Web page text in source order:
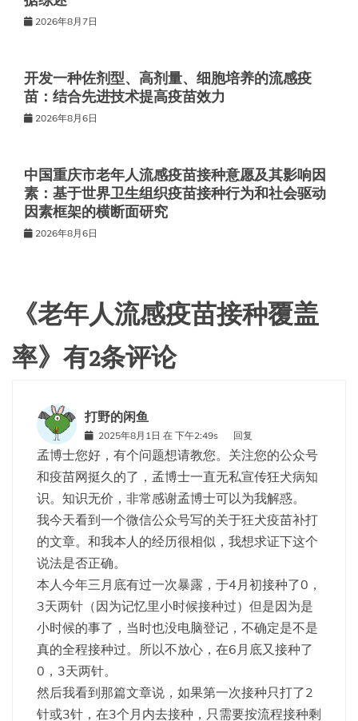
2026年8月7日
开发一种佐剂型、高剂量、细胞培养的流感疫
苗：结合先进技术提高疫苗效力
2026年8月6日
中国重庆市老年人流感疫苗接种意愿及其影响因
素：基于世界卫生组织疫苗接种行为和社会驱动
因素框架的横断面研究
2026年8月6日
《老年人流感疫苗接种覆盖
率》有2条评论
打野的闲鱼
2025年8月1日 在 下午2:49s 回复
孟博士您好，有个问题想请教您。关注您的公众号
和疫苗网挺久的了，孟博士一直无私宣传狂犬病知
识。知识无价，非常感谢孟博士可以为我解惑。
我今天看到一个微信公众号写的关于狂犬疫苗补打
的文章。和我本人的经历很相似，我想求证下这个
说法是否正确。
本人今年三月底有过一次暴露，于4月初接种了0，
3天两针（因为记忆里小时候接种过）但是因为是
小时候的事了，当时也没电脑登记，不确定是不是
真的全程接种过。所以不放心，在6月底又接种了
0，3天两针。
然后我看到那篇文章说，如果第一次接种只打了2
针或3针，在3个月内去接种，只需要按流程接种剩